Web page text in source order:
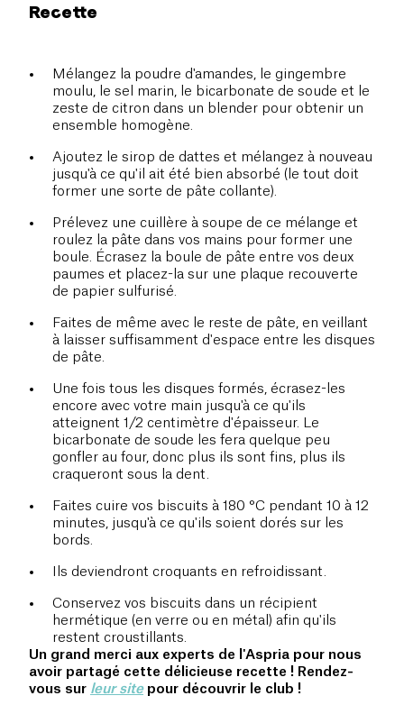
Recette
Mélangez la poudre d'amandes, le gingembre
moulu, le sel marin, le bicarbonate de soude et le
zeste de citron dans un blender pour obtenir un
ensemble homogène.
Ajoutez le sirop de dattes et mélangez à nouveau
jusqu'à ce qu'il ait été bien absorbé (le tout doit
former une sorte de pâte collante).
Prélevez une cuillère à soupe de ce mélange et
roulez la pâte dans vos mains pour former une
boule. Écrasez la boule de pâte entre vos deux
paumes et placez-la sur une plaque recouverte
de papier sulfurisé.
Faites de même avec le reste de pâte, en veillant
à laisser suffisamment d'espace entre les disques
de pâte.
Une fois tous les disques formés, écrasez-les
encore avec votre main jusqu'à ce qu'ils
atteignent 1/2 centimètre d'épaisseur. Le
bicarbonate de soude les fera quelque peu
gonfler au four, donc plus ils sont fins, plus ils
craqueront sous la dent.
Faites cuire vos biscuits à 180 °C pendant 10 à 12
minutes, jusqu'à ce qu'ils soient dorés sur les
bords.
Ils deviendront croquants en refroidissant.
Conservez vos biscuits dans un récipient
hermétique (en verre ou en métal) afin qu'ils
restent croustillants.
Un grand merci aux experts de l'Aspria pour nous
avoir partagé cette délicieuse recette ! Rendez-
vous sur leur sitepour découvrir le club !